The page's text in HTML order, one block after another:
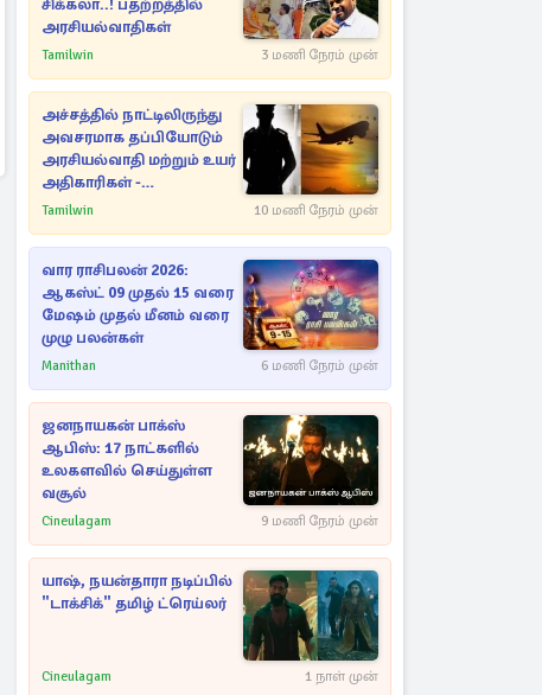
சிக்கலா..! பதற்றத்தில்
அரசியல்வாதிகள்
Tamilwin 3 மணி நேரம் முன்
அச்சத்தில் நாட்டிலிருந்து
அவசரமாக தப்பியோடும்
அரசியல்வாதி மற்றும் உயர்
அதிகாரிகள் -
ஆதாரங்களுடன்
புலனாய்வாளர்கள்
Tamilwin 10 மணி நேரம் முன்
வார ராசிபலன் 2026:
ஆகஸ்ட் 09 முதல் 15 வரை
மேஷம் முதல் மீனம் வரை
முழு பலன்கள்
Manithan 6 மணி நேரம் முன்
ஜனநாயகன் பாக்ஸ்
ஆபிஸ்: 17 நாட்களில்
உலகளவில் செய்துள்ள
வசூல்
Cineulagam 9 மணி நேரம் முன்
யாஷ், நயன்தாரா நடிப்பில்
"டாக்சிக்" தமிழ் ட்ரெய்லர்
Cineulagam 1 நாள் முன்